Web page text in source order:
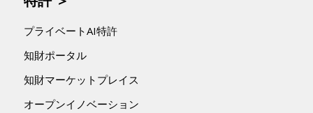
プライベートAI特許
知財ポータル
知財マーケットプレイス
オープンイノベーション